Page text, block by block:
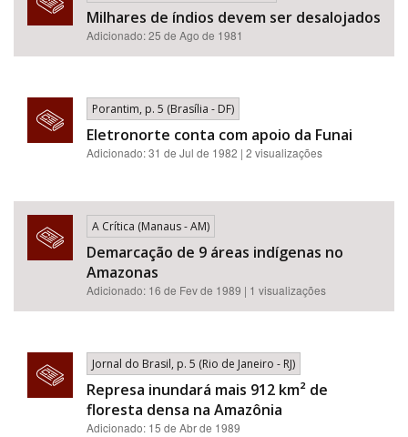
Milhares de índios devem ser desalojados
Adicionado: 25 de Ago de 1981
Porantim, p. 5 (Brasília - DF)
Eletronorte conta com apoio da Funai
Adicionado: 31 de Jul de 1982 | 2 visualizações
A Crítica (Manaus - AM)
Demarcação de 9 áreas indígenas no
Amazonas
Adicionado: 16 de Fev de 1989 | 1 visualizações
Jornal do Brasil, p. 5 (Rio de Janeiro - RJ)
Represa inundará mais 912 km² de
floresta densa na Amazônia
Adicionado: 15 de Abr de 1989